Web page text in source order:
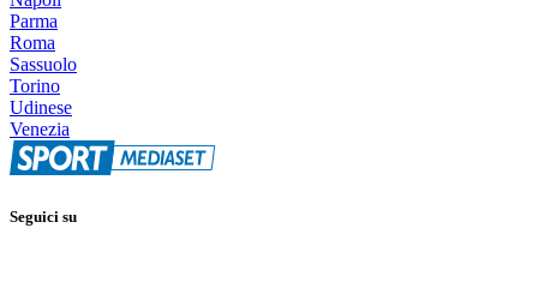
Parma
Roma
Sassuolo
Torino
Udinese
Venezia
Seguici su